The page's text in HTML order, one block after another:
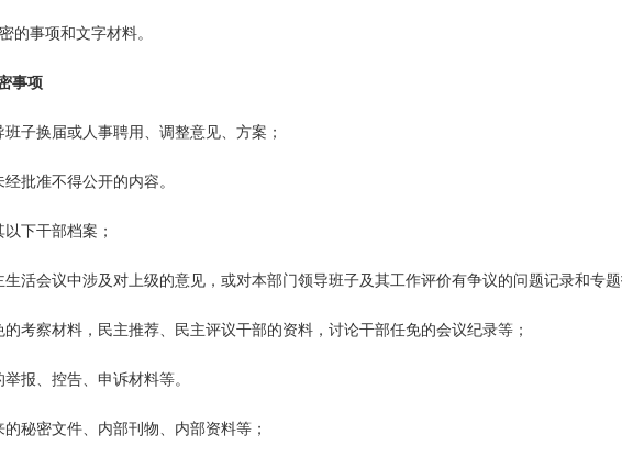
的事项和文字材料。
事项
班子换届或人事聘用、调整意见、方案；
经批准不得公开的内容。
以下干部档案；
生活会议中涉及对上级的意见，或对本部门领导班子及其工作评价有争议的问题记录和专
的考察材料，民主推荐、民主评议干部的资料，讨论干部任免的会议纪录等；
举报、控告、申诉材料等。
的秘密文件、内部刊物、内部资料等；